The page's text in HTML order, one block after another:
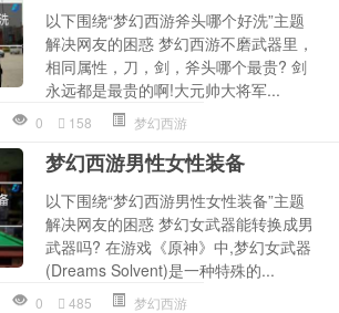
以下围绕“梦幻西游斧头哪个好洗”主题
解决网友的困惑 梦幻西游不磨武器里，
相同属性，刀，剑，斧头哪个最贵? 剑
永远都是最贵的啊!大元帅大将军...
0 158 梦幻西游
梦幻西游男性女性装备
以下围绕“梦幻西游男性女性装备”主题
解决网友的困惑 梦幻女武器能转换成男
武器吗? 在游戏《原神》中,梦幻女武器
(Dreams Solvent)是一种特殊的...
0 485 梦幻西游